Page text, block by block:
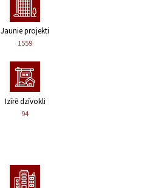
Jaunie projekti
1559
Izīrē dzīvokli
94